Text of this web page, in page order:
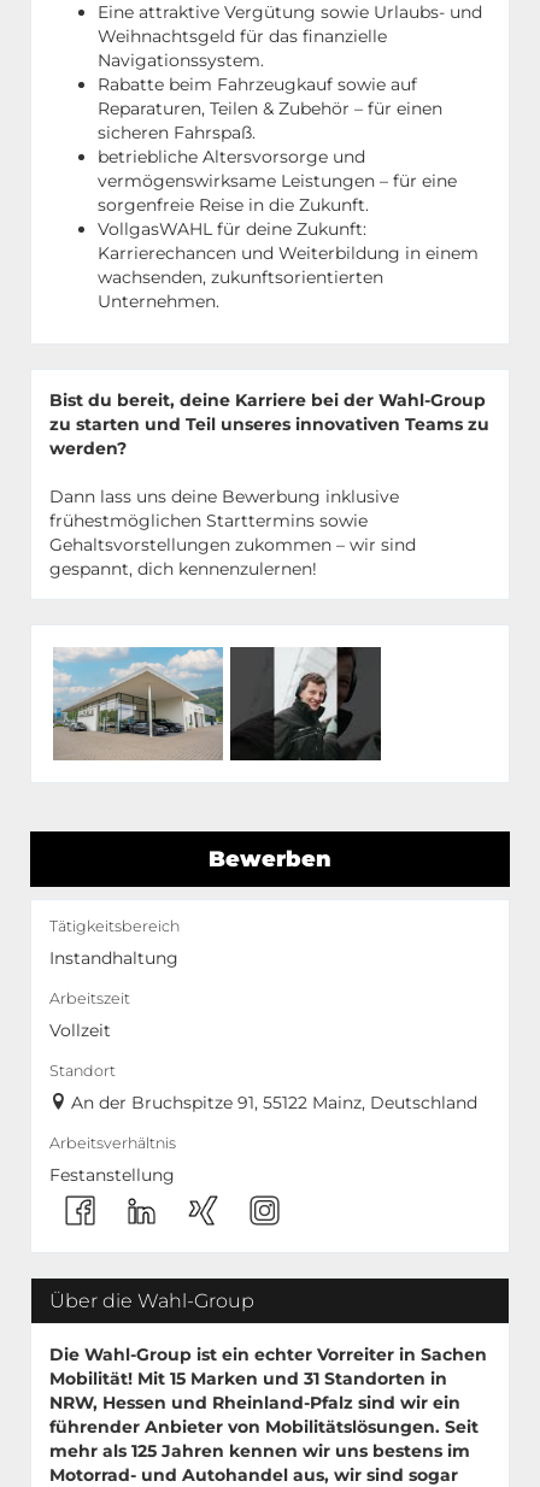
Eine attraktive Vergütung sowie Urlaubs- und
Weihnachtsgeld für das finanzielle
Navigationssystem.
Rabatte beim Fahrzeugkauf sowie auf
Reparaturen, Teilen & Zubehör – für einen
sicheren Fahrspaß.
betriebliche Altersvorsorge und
vermögenswirksame Leistungen – für eine
sorgenfreie Reise in die Zukunft.
VollgasWAHL für deine Zukunft:
Karrierechancen und Weiterbildung in einem
wachsenden, zukunftsorientierten
Unternehmen.
Bist du bereit, deine Karriere bei der Wahl-Group
zu starten und Teil unseres innovativen Teams zu
werden?
Dann lass uns deine Bewerbung inklusive
frühestmöglichen Starttermins sowie
Gehaltsvorstellungen zukommen – wir sind
gespannt, dich kennenzulernen!
Bewerben
Tätigkeitsbereich
Instandhaltung
Arbeitszeit
Vollzeit
Standort
An der Bruchspitze 91, 55122 Mainz, Deutschland
Arbeitsverhältnis
Festanstellung
Über die Wahl-Group
Die Wahl-Group ist ein echter Vorreiter in Sachen
Mobilität! Mit 15 Marken und 31 Standorten in
NRW, Hessen und Rheinland-Pfalz sind wir ein
führender Anbieter von Mobilitätslösungen. Seit
mehr als 125 Jahren kennen wir uns bestens im
Motorrad- und Autohandel aus, wir sind sogar